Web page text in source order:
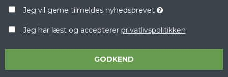
Jeg vil gerne tilmeldes nyhedsbrevet
Jeg har læst og accepterer privatlivspolitikken
GODKEND